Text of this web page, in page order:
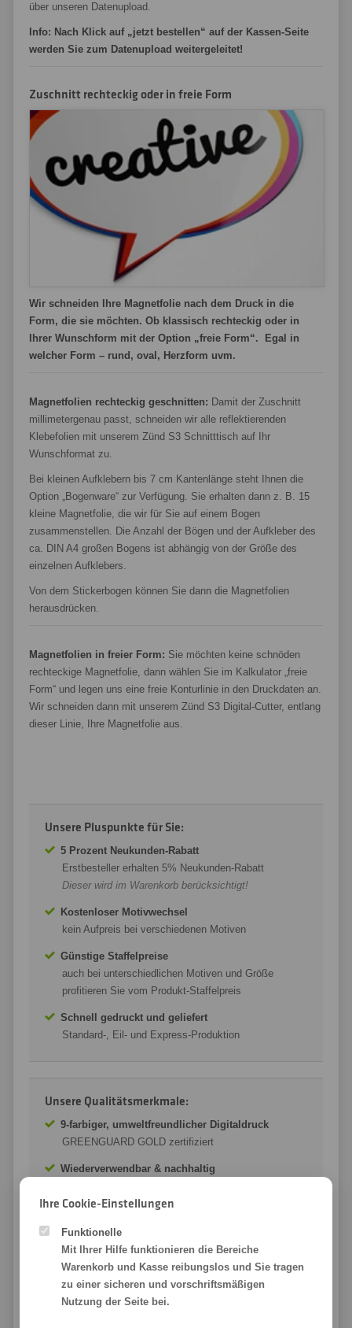
über unseren Datenupload.
Info: Nach Klick auf „jetzt bestellen“ auf der Kassen-Seite
werden Sie zum Datenupload weitergeleitet!
Zuschnitt rechteckig oder in freie Form
Wir schneiden Ihre Magnetfolie nach dem Druck in die
Form, die sie möchten. Ob klassisch rechteckig oder in
Ihrer Wunschform mit der Option „freie Form“. Egal in
welcher Form – rund, oval, Herzform uvm.
Magnetfolien rechteckig geschnitten: Damit der Zuschnitt
millimetergenau passt, schneiden wir alle reflektierenden
Klebefolien mit unserem Zünd S3 Schnitttisch auf Ihr
Wunschformat zu.
Bei kleinen Aufklebern bis 7 cm Kantenlänge steht Ihnen die
Option „Bogenware“ zur Verfügung. Sie erhalten dann z. B. 15
kleine Magnetfolie, die wir für Sie auf einem Bogen
zusammenstellen. Die Anzahl der Bögen und der Aufkleber des
ca. DIN A4 großen Bogens ist abhängig von der Größe des
einzelnen Aufklebers.
Von dem Stickerbogen können Sie dann die Magnetfolien
herausdrücken.
Magnetfolien in freier Form: Sie möchten keine schnöden
rechteckige Magnetfolie, dann wählen Sie im Kalkulator „freie
Form“ und legen uns eine freie Konturlinie in den Druckdaten an.
Wir schneiden dann mit unserem Zünd S3 Digital-Cutter, entlang
dieser Linie, Ihre Magnetfolie aus.
Unsere Pluspunkte für Sie:
5 Prozent Neukunden-Rabatt
Erstbesteller erhalten 5% Neukunden-Rabatt
Dieser wird im Warenkorb berücksichtigt!
Kostenloser Motivwechsel
kein Aufpreis bei verschiedenen Motiven
Günstige Staffelpreise
auch bei unterschiedlichen Motiven und Größe
profitieren Sie vom Produkt-Staffelpreis
Schnell gedruckt und geliefert
Standard-, Eil- und Express-Produktion
Unsere Qualitätsmerkmale:
9-farbiger, umweltfreundlicher Digitaldruck
GREENGUARD GOLD zertifiziert
Wiederverwendbar & nachhaltig
Magnetfolie vom Markenhersteller
starke Haftung auf eisenhaltigen Flächen
UV- und Kratzbeständig
mit Schutzlaminat in matt oder glänzend
nach Maß im Wunschformat
Ihre Cookie-Einstellungen
Funktionelle
Mit Ihrer Hilfe funktionieren die Bereiche
Warenkorb und Kasse reibungslos und Sie tragen
zu einer sicheren und vorschriftsmäßigen
Nutzung der Seite bei.